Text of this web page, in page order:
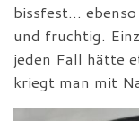
bissfest…
und fruchtig.
jeden Fall hätte
kriegt man mit